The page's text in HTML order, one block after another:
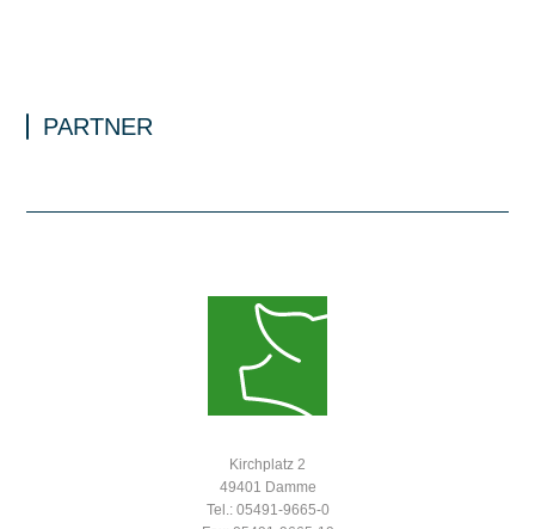
PARTNER
Kirchplatz 2
49401 Damme
Tel.: 05491-9665-0